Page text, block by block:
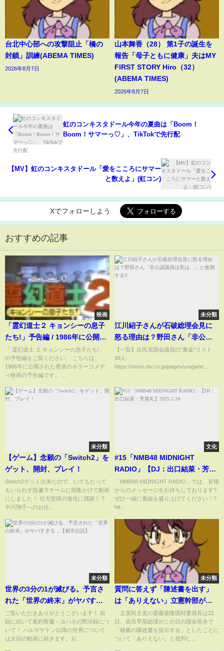
台北中心部への攻撃阻止「橋の
封鎖」訓練(ABEMA TIMES)
2026年8月7日
山本舞香（28） 第1子の誕生を
報告「母子ともに健康」夫はMY
FIRST STORY Hiro（32）
(ABEMA TIMES)
2026年8月7日
虹のコンキスタドール今年の夏曲は「Boom！
Boom！サマーっ♡」、TikTokで先行配
【MV】虹のコンキスタドール「愛をこころにサマー
と数えよ」(虹コン)
Xでフォローしよう
おすすめの記事
映画
「霊幻道士２ キョンシーの息子
たち!」予告編 / 1986年に公開さ
れた香港のホラーコメディ映画
「 霊幻道士 ２ キョンシーの息子たち!」
の予告編をご覧ください。 こちらは、
1986年に公開された香港のホラーコメデ
ィ映画の予告編です。 ...
未分類
江川紹子さんが石破総理会見に
怒る理由は？野田さん「非公認
議員は実は…」と推測する!!
【一覧】自民党国会議員の"裏金"リスト
88人
https://news.ntv.co.jp/pages/uragane...
未分類
【ゲーム】念願の「Switch2」を
ゲット、開封、プレイ！
Switch2ゲット出来たので、いてもたって
もいられず急遽ヲチームに招集かけて動画
にしました！ 任天堂様の進化に感謝！ ?
中川翔子へのお仕...
文化
#15「NMB48 MIDNIGHT
RADIO」【DJ：出口結菜・芳賀
礼】2025.1.24
「NMB48 MIDNIGHT RADIO」では、皆様
からのメッセージをお待ちしております?
ぜひ一緒に番組を盛り上げてください！?
htt...
未分類
世界の3分の1が滅びる。予言さ
れた「世界の終末」がヤバすぎ
る…【都市伝説】
ご覧いただきありがとうございます！ 前
回に続いて新約聖書・ヨハネの黙示録につ
いて！ ハルマゲドン以降の世界について
は次回の動画に続きます、お...
未分類
質問に答えず「陳述書を出す」
は「ありえない」立憲幹部が高
市総理の国会答弁を批判「国会
でやりとりをする意味がなくな
る」(ABEMA TIMES)
立憲民主党の斎藤嘉隆国対委員長は22
日、高市早苗総理がこの日の国会答弁で
「秘書の陳述書を提出する」としたことに
ついて「ありえない」と批判し...